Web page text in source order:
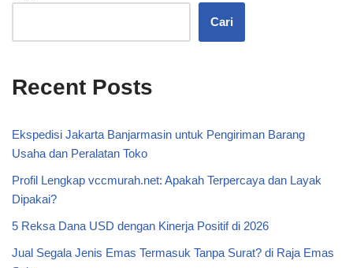
Cari
Recent Posts
Ekspedisi Jakarta Banjarmasin untuk Pengiriman Barang
Usaha dan Peralatan Toko
Profil Lengkap vccmurah.net: Apakah Terpercaya dan Layak
Dipakai?
5 Reksa Dana USD dengan Kinerja Positif di 2026
Jual Segala Jenis Emas Termasuk Tanpa Surat? di Raja Emas